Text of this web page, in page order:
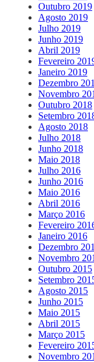
Outubro 2019
Agosto 2019
Julho 2019
Junho 2019
Abril 2019
Fevereiro
Janeiro 2019
Dezembro
Novembro
Outubro 2018
Setembro
Agosto 2018
Julho 2018
Junho 2018
Maio 2018
Julho 2016
Junho 2016
Maio 2016
Abril 2016
Março 2016
Fevereiro
Janeiro 2016
Dezembro
Novembro
Outubro 2015
Setembro
Agosto 2015
Junho 2015
Maio 2015
Abril 2015
Março 2015
Fevereiro
Novembro